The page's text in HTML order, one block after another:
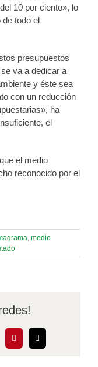
10 por ciento», lo
todo el
presupuestos
va a dedicar a
y éste sea
con un reducción
ha
el
el medio
reconocido por el
, medio
PinterestCorreo
electrónico